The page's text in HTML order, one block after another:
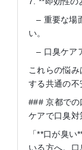
– 重要な場
い。
– 口臭ケア
これらの悩
する共通の不
### 京都での
ケアで口臭対
「**口が臭
いる方へ。